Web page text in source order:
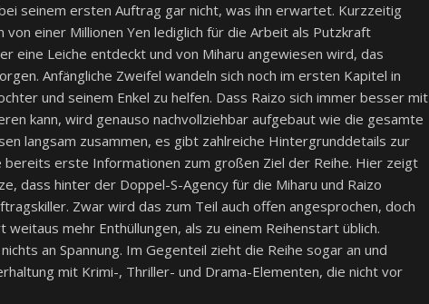
seinem ersten Auftrag gar nicht, was ihn erwartet. Kurzzeitig
einer Millionen Yen lediglich für die Arbeit als Putzkraft
eine Leiche entdeckt und von Miharu angewiesen wird, das
Anfängliche Zweifel wandeln sich noch im ersten Kapitel in
und seinem Enkel zu helfen. Dass Raizo sich immer besser mit
kann, wird genauso nachvollziehbar aufgebaut wie die gesamte
langsam zusammen, es gibt zahlreiche Hintergrunddetails zur
bereits erste Informationen zum großen Ziel der Reihe. Hier zeigt
dass hinter der Doppel-S-Agency für die Miharu und Raizo
Zwar wird das zum Teil auch offen angesprochen, doch
mehr Enthüllungen, als zu einem Reihenstart üblich.
an Spannung. Im Gegenteil zieht die Reihe sogar an und
mit Krimi-, Thriller- und Drama-Elementen, die nicht vor